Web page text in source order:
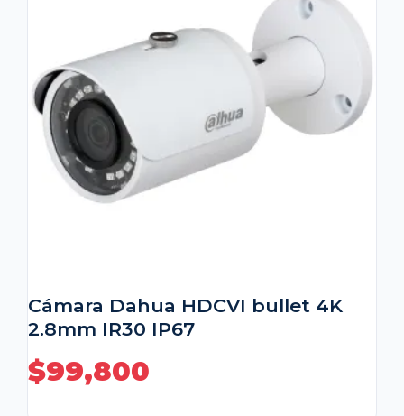
Cámara Dahua HDCVI bullet 4K
2.8mm IR30 IP67
$99,800